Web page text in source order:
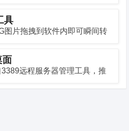
具
图片拖拽到软件内即可瞬间转
面
远程服务器管理工具，推